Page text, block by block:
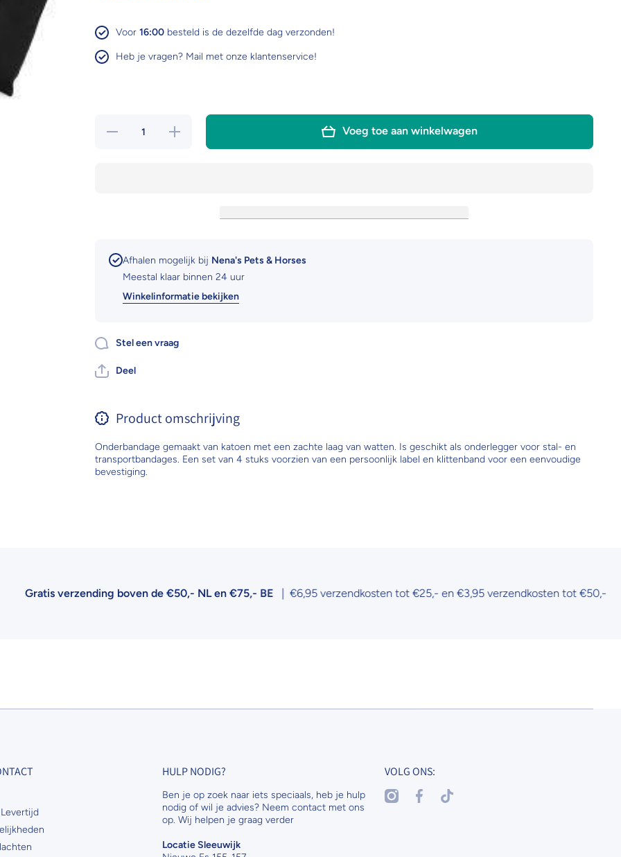
Voor 16:00besteld is de dezelfde dag verzonden!
Heb je vragen? Mail met onze klantenservice!
Hoeveelheid
Verhoog de
hoeveelheid
voor Eskadron
Voeg toe aan winkelwagen
Afhalen mogelijk bij Nena's Pets & Horses
Meestal klaar binnen 24 uur
Winkelinformatie bekijken
Stel een vraag
Deel
Product omschrijving
Onderbandage gemaakt van katoen met een zachte laag van watten. Is geschikt als onderlegger voor stal- en
transportbandages. Een set van 4 stuks voorzien van een persoonlijk label en klittenband voor een eenvoudige
bevestiging.
verzending boven de €50,- NL en €75,- BE| €6,95 verzendkosten tot €25,- en €3,95 verzendkosten tot €50,-
HULP NODIG?
Ben je op zoek naar iets speciaals, heb je hulp
nodig of wil je advies? Neem contact met ons
op. Wij helpen je graag verder
Locatie Sleeuwijk
VOLG ONS:
instagramcom/nenaspetsandhorses
facebookcom/nenasdogscats
tiktokcom/@nenaspetsnl